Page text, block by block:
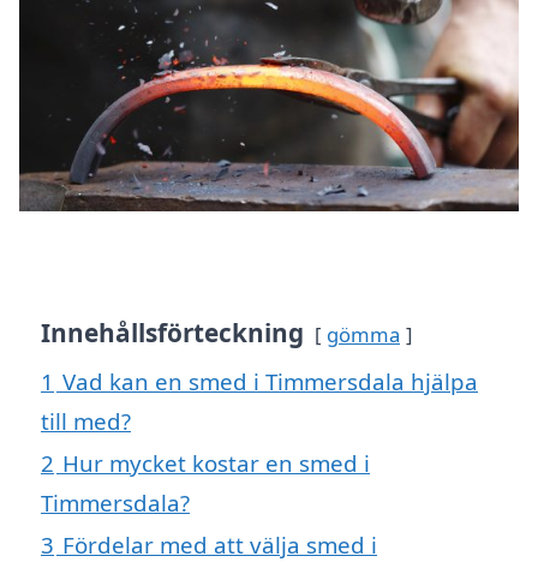
Innehållsförteckning gömma
1 Vad kan en smed i Timmersdala hjälpa
till med?
2 Hur mycket kostar en smed i
Timmersdala?
3 Fördelar med att välja smed i